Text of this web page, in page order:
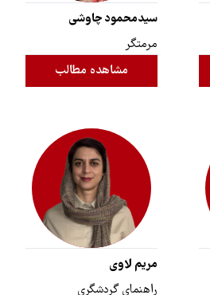
سیدمحمود چاوشی
مرمتگر
مشاهده مطالب
مریم لاوی
راهنمای گردشگری